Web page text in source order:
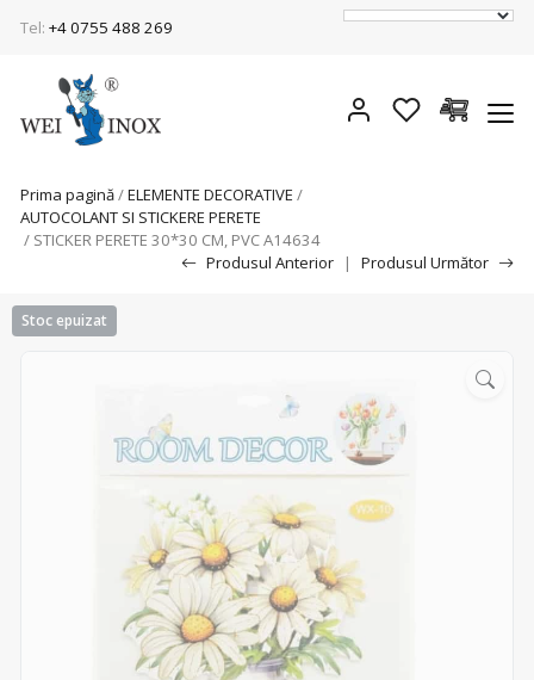
Tel: +4 0755 488 269
Prima pagină/ELEMENTE DECORATIVE /
AUTOCOLANT SI STICKERE PERETE
/ STICKER PERETE 30*30 CM, PVC A14634
Produsul Anterior
| Produsul Următor